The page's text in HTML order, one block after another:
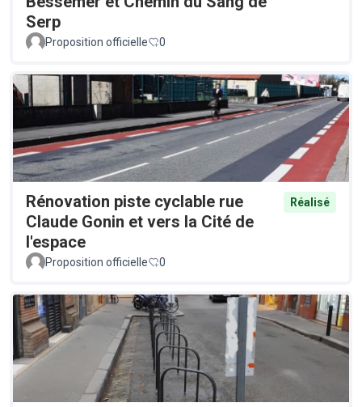
Serp
Proposition officielle 0
Rénovation piste cyclable rue
Claude Gonin et vers la Cité de
l'espace
Réalisé
Proposition officielle 0